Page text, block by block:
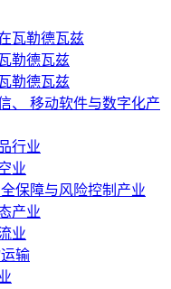
瓦勒德瓦兹
勒德瓦兹
勒德瓦兹
、 移动软件与数字化产
行业
业
保障与风险控制产业
产业
业
输